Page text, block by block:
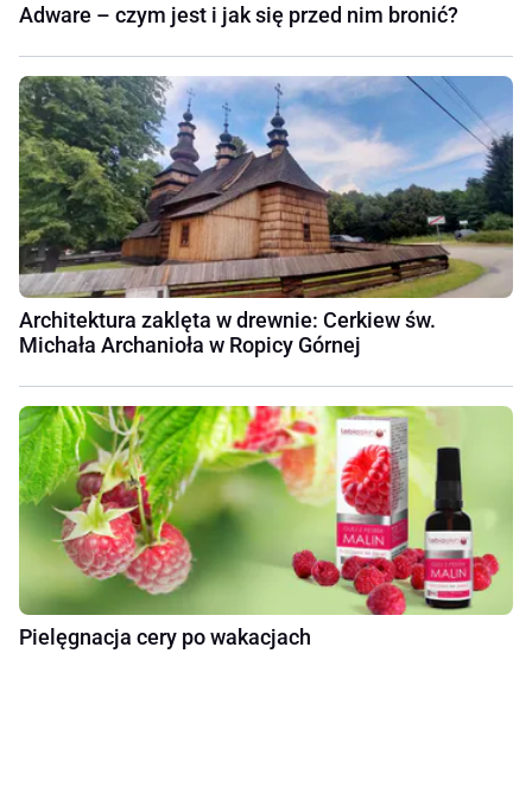
Adware – czym jest i jak się przed nim bronić?
Architektura zaklęta w drewnie: Cerkiew św.
Michała Archanioła w Ropicy Górnej
Pielęgnacja cery po wakacjach